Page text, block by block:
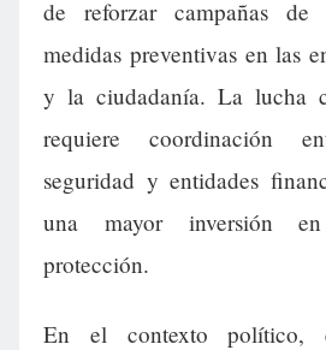
de reforzar campañas de
medidas preventivas en las
y la ciudadanía. La lucha
requiere coordinación
seguridad y entidades
una mayor inversión
protección.
En el contexto político,